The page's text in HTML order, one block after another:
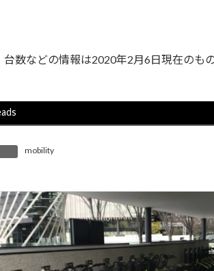
数などの情報は2020年2月6日現在のも
mobility